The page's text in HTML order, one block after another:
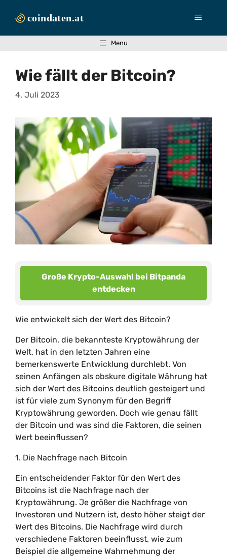
Inhalt
Menü
Menu
Wie fällt der Bitcoin?
4. Juli 2023
Große Krypto-Auswahl bei Bitpanda
entdecken
Wie entwickelt sich der Wert des Bitcoin?
Der Bitcoin, die bekannteste Kryptowährung der
Welt, hat in den letzten Jahren eine
bemerkenswerte Entwicklung durchlebt. Von
seinen Anfängen als obskure digitale Währung hat
sich der Wert des Bitcoins deutlich gesteigert und
ist für viele zum Synonym für den Begriff
Kryptowährung geworden. Doch wie genau fällt
der Bitcoin und was sind die Faktoren, die seinen
Wert beeinflussen?
1. Die Nachfrage nach Bitcoin
Ein entscheidender Faktor für den Wert des
Bitcoins ist die Nachfrage nach der
Kryptowährung. Je größer die Nachfrage von
Investoren und Nutzern ist, desto höher steigt der
Wert des Bitcoins. Die Nachfrage wird durch
verschiedene Faktoren beeinflusst, wie zum
Beispiel die allgemeine Wahrnehmung der